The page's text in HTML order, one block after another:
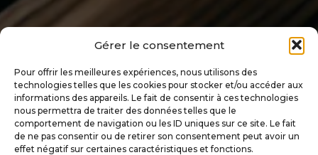
Gérer le consentement
Pour offrir les meilleures expériences, nous utilisons des
technologies telles que les cookies pour stocker et/ou accéder aux
informations des appareils. Le fait de consentir à ces technologies
nous permettra de traiter des données telles que le
comportement de navigation ou les ID uniques sur ce site. Le fait
de ne pas consentir ou de retirer son consentement peut avoir un
effet négatif sur certaines caractéristiques et fonctions.